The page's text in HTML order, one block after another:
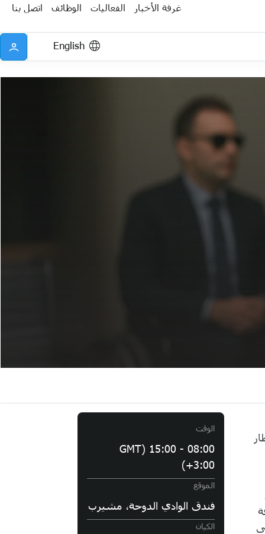
غرفة الأخبار الفعاليات الوظائف اتصل بنا
English
الوقت
08:00 - 15:00 (GMT
+3:00)
الموقع
فندق الوادي الدوحة، مشيرب
الكيان